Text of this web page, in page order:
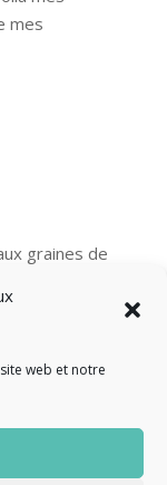
web et notre
mes
graines de